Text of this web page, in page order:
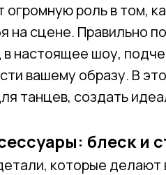
огромную роль в том,
на сцене. Правильно
настоящее шоу,
вашему образу. В
танцев, создать
блеск и
которые